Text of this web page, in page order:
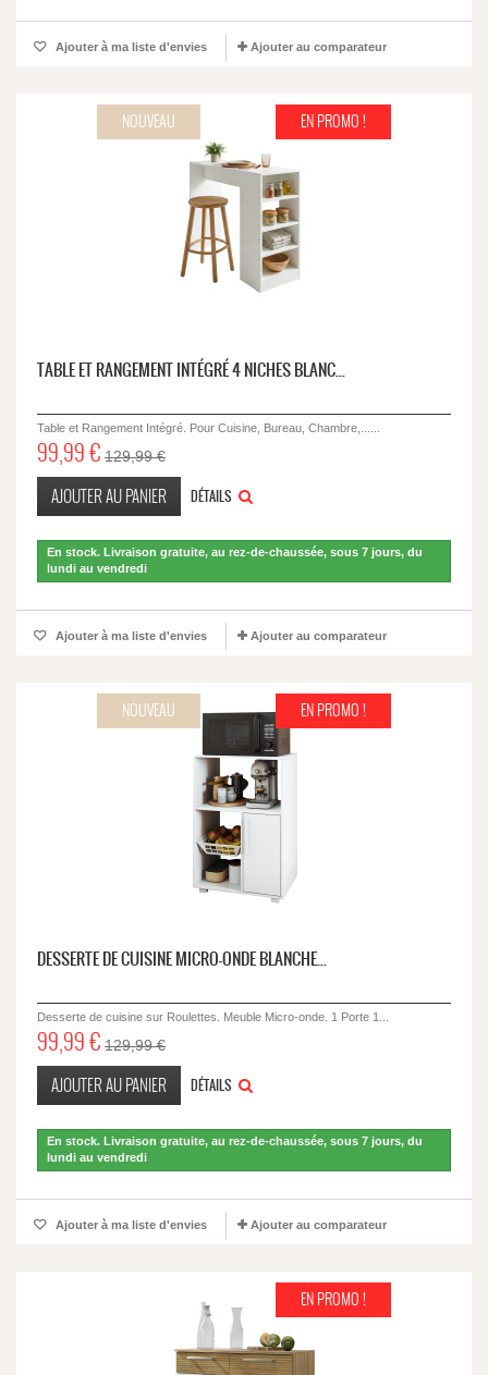
Ajouter à ma liste d'envies Ajouter au comparateur
NOUVEAU EN PROMO !
TABLE ET RANGEMENT INTÉGRÉ 4 NICHES BLANC...
Table et Rangement Intégré. Pour Cuisine, Bureau, Chambre,......
99,99 € 129,99 €
AJOUTER AU PANIER DÉTAILS
En stock. Livraison gratuite, au rez-de-chaussée, sous 7 jours, du
lundi au vendredi
Ajouter à ma liste d'envies Ajouter au comparateur
NOUVEAU EN PROMO !
DESSERTE DE CUISINE MICRO-ONDE BLANCHE...
Desserte de cuisine sur Roulettes. Meuble Micro-onde. 1 Porte 1...
99,99 € 129,99 €
AJOUTER AU PANIER DÉTAILS
En stock. Livraison gratuite, au rez-de-chaussée, sous 7 jours, du
lundi au vendredi
Ajouter à ma liste d'envies Ajouter au comparateur
EN PROMO !